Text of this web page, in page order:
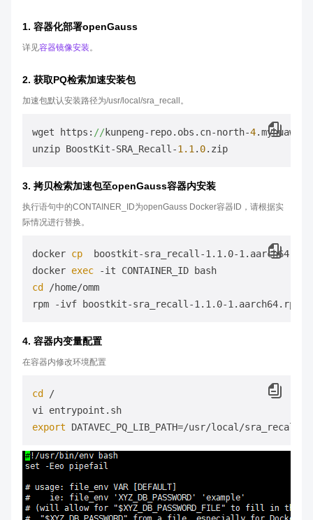
1. 容器化部署openGauss
详见容器镜像安装。
2. 获取PQ检索加速安装包
加速包默认安装路径为/usr/local/sra_recall。
wget https: //kunpeng-repo.obs.cn-north-4
unzip BoostKit-SRA_Recall-1.1 . 0
3. 拷贝检索加速包至openGauss容器内安装
执行语句中的CONTAINER_ID为openGauss Docker容器ID，请根据实
际情况进行替换。
docker cp
boostkit-sra_recall-1.1.0-
docker exec
cd
/home/omm
4. 容器内变量配置
在容器内修改环境配置
cd
/
export